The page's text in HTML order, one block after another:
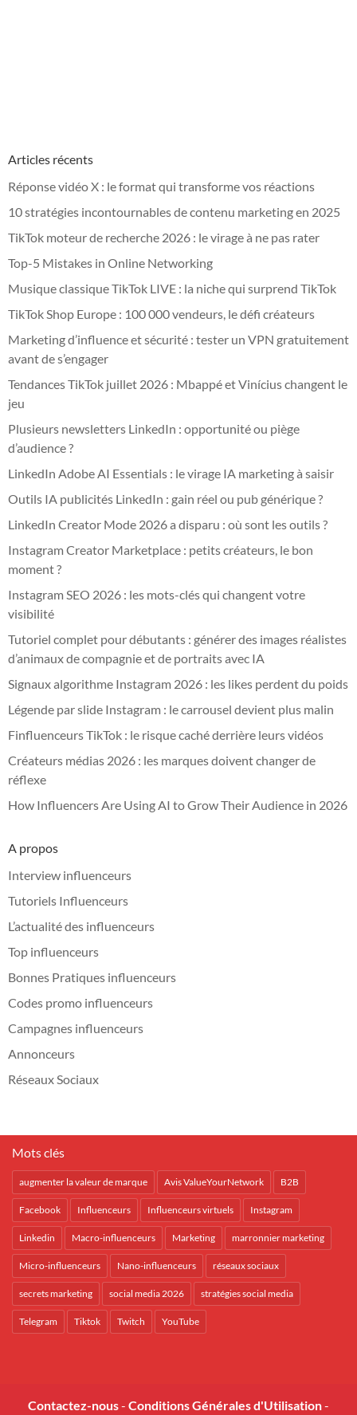
Articles récents
Réponse vidéo X : le format qui transforme vos réactions
10 stratégies incontournables de contenu marketing en 2025
TikTok moteur de recherche 2026 : le virage à ne pas rater
Top-5 Mistakes in Online Networking
Musique classique TikTok LIVE : la niche qui surprend TikTok
TikTok Shop Europe : 100 000 vendeurs, le défi créateurs
Marketing d’influence et sécurité : tester un VPN gratuitement
avant de s’engager
Tendances TikTok juillet 2026 : Mbappé et Vinícius changent le
jeu
Plusieurs newsletters LinkedIn : opportunité ou piège
d’audience ?
LinkedIn Adobe AI Essentials : le virage IA marketing à saisir
Outils IA publicités LinkedIn : gain réel ou pub générique ?
LinkedIn Creator Mode 2026 a disparu : où sont les outils ?
Instagram Creator Marketplace : petits créateurs, le bon
moment ?
Instagram SEO 2026 : les mots-clés qui changent votre
visibilité
Tutoriel complet pour débutants : générer des images réalistes
d’animaux de compagnie et de portraits avec IA
Signaux algorithme Instagram 2026 : les likes perdent du poids
Légende par slide Instagram : le carrousel devient plus malin
Finfluenceurs TikTok : le risque caché derrière leurs vidéos
Créateurs médias 2026 : les marques doivent changer de
réflexe
How Influencers Are Using AI to Grow Their Audience in 2026
A propos
Interview influenceurs
Tutoriels Influenceurs
L’actualité des influenceurs
Top influenceurs
Bonnes Pratiques influenceurs
Codes promo influenceurs
Campagnes influenceurs
Annonceurs
Réseaux Sociaux
Mots clés
augmenter la valeur de marque Avis ValueYourNetwork B2B
Facebook Influenceurs Influenceurs virtuels Instagram
Linkedin Macro-influenceurs Marketing marronnier marketing
Micro-influenceurs Nano-influenceurs réseaux sociaux
secrets marketing social media 2026 stratégies social media
Telegram Tiktok Twitch YouTube
Contactez-nous- Conditions Générales d'Utilisation-